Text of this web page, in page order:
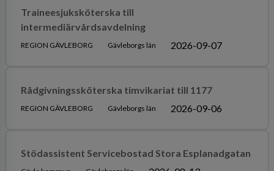
Traineesjuksköterska till
intermediärvårdsavdelning
REGION GÄVLEBORG Gävleborgs län 2026-09-07
Rådgivningssköterska timvikariat till 1177
REGION GÄVLEBORG Gävleborgs län 2026-09-06
Stödassistent Servicebostad Stora Esplanadgatan